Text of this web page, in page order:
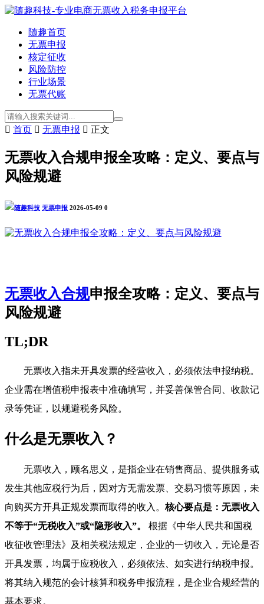
随趣首页
无票申报
核定征收
风险防控
行业场景
无票代账
 首页  无票申报  正文
无票收入合规申报全攻略：定义、要点与
风险规避
随趣科技 无票申报 2026-05-09 0
无票收入合规申报全攻略：定义、要点与
风险规避
TL;DR
无票收入指未开具发票的经营收入，必须依法申报纳税。
企业需在增值税申报表中准确填写，并妥善保管合同、收款记
录等凭证，以规避税务风险。
什么是无票收入？
无票收入，顾名思义，是指企业在销售商品、提供服务或
发生其他应税行为后，因对方无需发票、交易习惯等原因，未
向购买方开具正规发票而取得的收入。 核心要点是：无票收入
不等于“无税收入”或“隐形收入”。
根据《中华人民共和国税
收征收管理法》及相关税法规定，企业的一切收入，无论是否
开具发票，均属于应税收入，必须依法、如实进行纳税申报。
将其纳入规范的会计核算和税务申报流程，是企业合规经营的
基本要求。